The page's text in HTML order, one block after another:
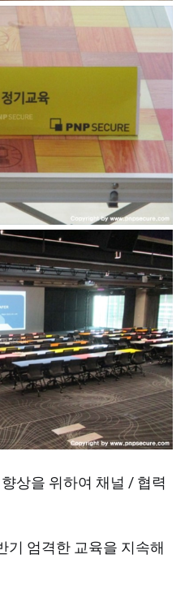
상을 위하여 채널 / 협력
기 엄격한 교육을 지속해